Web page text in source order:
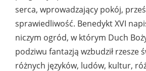
serca, wprowadzający pokój,
sprawiedliwość. Benedykt XVI
niczym ogród, w którym Duch
podziwu fantazją wzbudził rzesze
różnych języków, ludów, kultur,